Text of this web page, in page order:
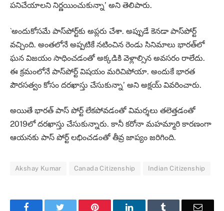
పనిచేయాలని నిర్ణయించుకున్నా’ అని తెలిపారు.
`అందుకోసమే పాస్‌పోర్ట్‌కు అప్లరు చేశా. అప్పుడే కెనడా పాస్‌పోర్ట్‌
వచ్చింది. అంతలోనే అప్పటికే నటించిన రెండు సినిమాలు భారత్‌లో
ఘన విజయం సాధించడంతో అక్కడికి వెళ్లాల్సిన అవసరం రాలేదు.
ఈ క్రమంలోనే పాస్‌పోర్ట్‌ విషయం మరిచిపోయా. అందుకే భారత
పౌరసత్వం కోసం దరఖాస్తు చేసుకున్నా’ అని అక్షయ్ వివరించారు.
అయితే భారత్ పాస్ పోర్ట్ లేకపోవడంతో విమర్శలు తలెత్తడంతో
2019లో దరఖాస్తు చేసుకున్నారు. కానీ కరోనా మహమ్మారి కారణంగా
ఆయనకు పాస్ పోర్ట్ లభించడంతో తీవ్ర జాప్యం జరిగింది.
Akshay Kumar Canada Citizenship Indian Citizenship
Facebook Pinterest LinkedIn Email